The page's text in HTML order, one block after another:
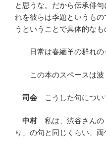
と思うな。だから伝承俳
れを彼らは季題というも
うということで具体的なも
日常は春緬羊の群れの
この本のスペースは
司会 こうした句につい
中村 私は、渋谷さん
り」の句と同じくらい、